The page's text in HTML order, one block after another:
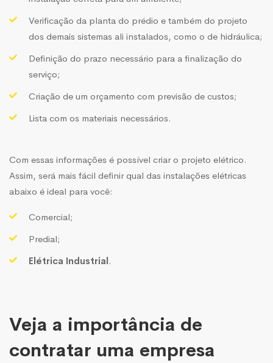
Verificação da planta do prédio e também do projeto
dos demais sistemas ali instalados, como o de hidráulica;
Definição do prazo necessário para a finalização do
serviço;
Criação de um orçamento com previsão de custos;
Lista com os materiais necessários.
Com essas informações é possível criar o projeto elétrico.
Assim, será mais fácil definir qual das instalações elétricas
abaixo é ideal para você:
Comercial;
Predial;
Elétrica Industrial.
Veja a importância de
contratar uma empresa